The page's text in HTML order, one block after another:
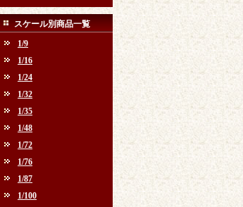
スケール別商品一覧
1/9
1/16
1/24
1/32
1/35
1/48
1/72
1/76
1/87
1/100